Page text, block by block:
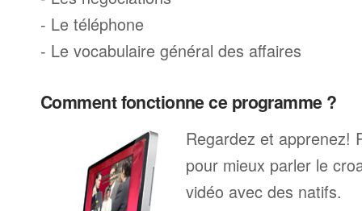
- Le téléphone
- Le vocabulaire général des affaires
Comment fonctionne ce programme ?
Regardez et apprenez!
pour mieux parler le
vidéo avec des natifs.